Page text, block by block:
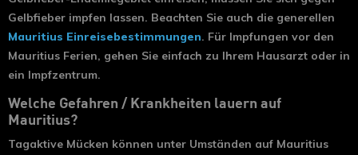
Gelbfieber impfen lassen. Beachten Sie auch die generellen
Mauritius Einreisebestimmungen. Für Impfungen vor den
Mauritius Ferien, gehen Sie einfach zu Ihrem Hausarzt oder in
ein Impfzentrum.
Welche Gefahren / Krankheiten lauern auf
Mauritius?
Tagaktive Mücken können unter Umständen auf Mauritius